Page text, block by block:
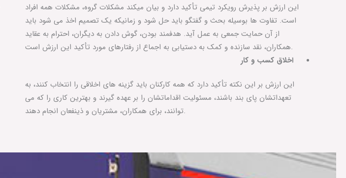
این ارزش بر پذیرش رویکرد تیمی تأکید دارد و بیان می‏کند مشکلات گروه، مشکلات همه افراد
است. تفاوت ها بوسیله بحث و گفتگو باید حل شود و زمانیکه یک تصمیم اخذ می‏ شود باید
از آن حمایت جمعی به عمل آید. هدفمند بودن، گوش دادن به دیگران، احترام به عقاید
همکاران، نقد سازنده و کمک به دستیابی به اجماع از رفتارهای مورد تأکید این ارزش است.
اخلاق کسب و کار
این ارزش بر این نکته تأکید دارد که همه کارکنان باید گزینه‏ های اخلاقی را انتخاب کنند، به
تعهداتشان پای بند باشند، مسئولیت اقداماتشان را بر عهده گیرند و بهترین کاری را که می‏
توانند، برای همکاران، مشتریان و ذینفعان انجام دهند.